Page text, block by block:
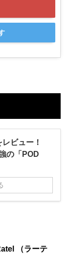
ビュー！
の「POD
（ラーテ